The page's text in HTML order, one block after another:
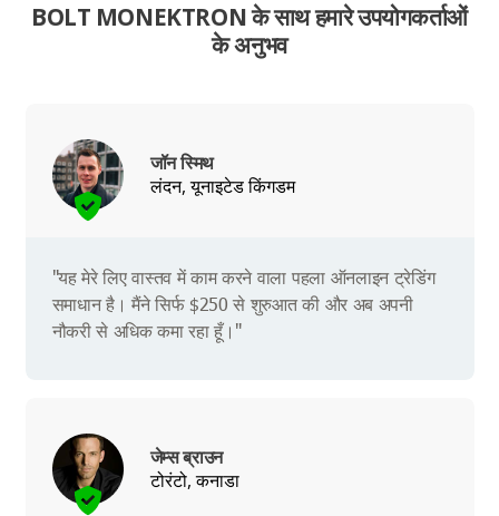
BOLT MONEKTRON के साथ हमारे उपयोगकर्ताओं
के अनुभव
जॉन स्मिथ
लंदन, यूनाइटेड किंगडम
"यह मेरे लिए वास्तव में काम करने वाला पहला ऑनलाइन ट्रेडिंग
समाधान है। मैंने सिर्फ $250 से शुरुआत की और अब अपनी
नौकरी से अधिक कमा रहा हूँ।"
जेम्स ब्राउन
टोरंटो, कनाडा